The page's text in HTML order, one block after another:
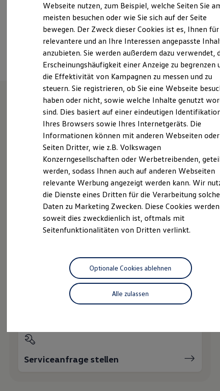
Laden
Laden unterwegs
Laden Zuhause
Ladestationen finden
Ladezeitensimulator
Batterie
Sicherheit
Garantie und Lebensdauer
Nachhaltigkeit
Technologie
Kosten und Kauf
Verbrauchskosten
Kaufoptionen
E-Auto-Förderung
Software und Konnektivität
ID. Software Versionen und Updates
Digitale Extras
Schnittstellen zu Ihrem ID.
Hybridautos
Marke und Erlebnis
Volkswagen R und R Experience
R-Modelle
Driving Experience
Volkswagen entdecken
Lifestyle Shop
T-Roc Kollektion
Golf Kollektion
ID. Kollektion
Volkswagen Kollektion
R-Kollektion
Besitzer und Service
myVolkswagen
Software Updates
Ansprechpartner
Wie können wir
Ihnen weiterhelfen?
Probefahrt vereinbaren
Servicetermin buchen
Serviceanfrage stellen
Webseite nutzen, zum Beispiel, welche Seiten Sie
meisten besuchen oder wie Sie sich auf der Seite
bewegen. Der Zweck dieser Cookies ist es, Ihnen für
relevantere und an Ihre Interessen angepasste
anzubieten. Sie werden außerdem dazu verwendet,
Erscheinungshäufigkeit einer Anzeige zu begrenzen
die Effektivität von Kampagnen zu messen und zu
steuern. Sie registrieren, ob Sie eine Webseite
haben oder nicht, sowie welche Inhalte genutzt
sind. Dies basiert auf einer eindeutigen
Ihres Browsers sowie Ihres Internetgeräts. Die
Informationen können mit anderen Webseiten oder
Seiten Dritter, wie z.B. Volkswagen
Konzerngesellschaften oder Werbetreibenden,
werden, sodass Ihnen auch auf anderen Webseiten
relevante Werbung angezeigt werden kann. Wir
die Dienste eines Dritten für die Verarbeitung
Daten zu Marketing Zwecken. Diese Cookies
soweit dies zweckdienlich ist, oftmals mit
Seitenfunktionalitäten von Dritten verlinkt.
Alle zulassen
Optionale Cookies ablehnen